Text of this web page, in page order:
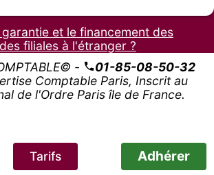
et le financement des
filiales à l'étranger ?
-
01-85-08-50-32
Comptable Paris, Inscrit au
de l'Ordre Paris île de France.
Tarifs Adhérer